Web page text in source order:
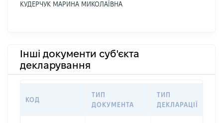
КУДЕРЧУК МАРИНА МИКОЛАЇВНА
Інші документи суб'єкта
декларування
КОД
ТИП
ДОКУМЕНТА
ТИП
ДЕКЛАРАЦІЇ